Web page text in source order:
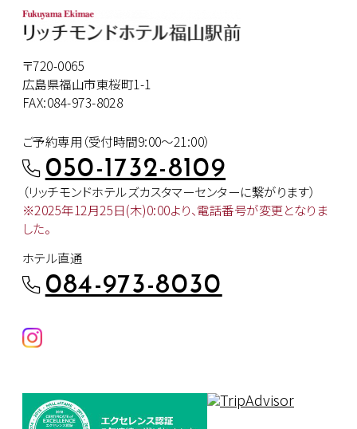
〒720-0065
広島県福山市東桜町1-1
FAX:084-973-8028
ご予約専用（受付時間9:00～21:00）
050-1732-8109
（リッチモンドホテルズカスタマーセンターに繋がります）
※2025年12月25日(木)0:00より、電話番号が変更となりま
した。
ホテル直通
084-973-8030